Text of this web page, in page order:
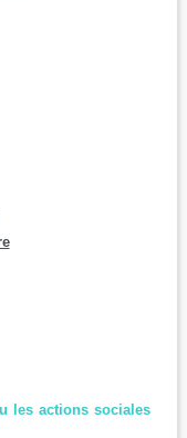
les actions sociales